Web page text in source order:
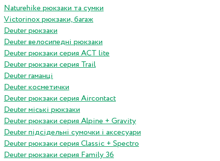
Naturehike рюкзаки та сумки
Victorinox рюкзаки, багаж
Deuter рюкзаки
Deuter велосипедні рюкзаки
Deuter рюкзаки серия ACT lite
Deuter рюкзаки серия Trail
Deuter гаманці
Deuter косметички
Deuter рюкзаки серия Aircontact
Deuter міські рюкзаки
Deuter рюкзаки серия Alpine + Gravity
Deuter підсідельні сумочки і аксесуари
Deuter рюкзаки серия Classic + Spectro
Deuter рюкзаки серия Family 36